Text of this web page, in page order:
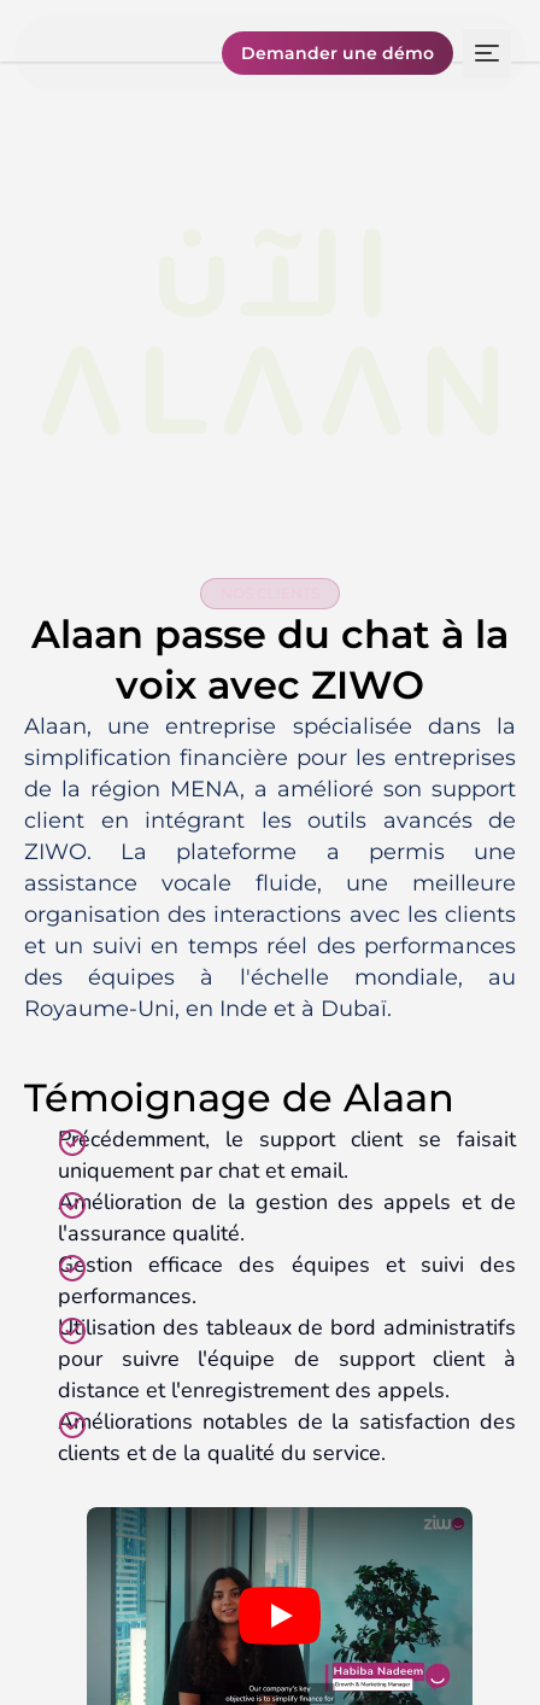
Demander une démo
Alaan passe du chat à la
voix avec ZIWO
Alaan, une entreprise spécialisée dans la
simplification financière pour les entreprises
de la région MENA, a amélioré son support
client en intégrant les outils avancés de
ZIWO. La plateforme a permis une
assistance vocale fluide, une meilleure
organisation des interactions avec les clients
et un suivi en temps réel des performances
des équipes à l'échelle mondiale, au
Royaume-Uni, en Inde et à Dubaï.
Témoignage de Alaan
Précédemment, le support client se faisait
uniquement par chat et email.
Amélioration de la gestion des appels et de
l'assurance qualité.
Gestion efficace des équipes et suivi des
performances.
Utilisation des tableaux de bord administratifs
pour suivre l'équipe de support client à
distance et l'enregistrement des appels.
Améliorations notables de la satisfaction des
clients et de la qualité du service.